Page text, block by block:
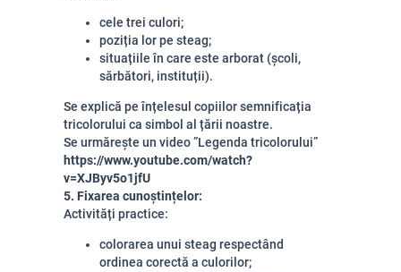
cele trei culori;
poziția lor pe steag;
situațiile în care este arborat (școli,
sărbători, instituții).
Se explică pe înțelesul copiilor semnificația
tricolorului ca simbol al țării noastre.
Se urmărește un video ”Legenda tricolorului”
https://www.youtube.com/watch?
v=XJByv5o1jfU
5. Fixarea cunoștințelor:
Activități practice:
colorarea unui steag respectând
ordinea corectă a culorilor;